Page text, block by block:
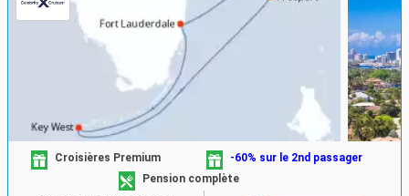
Croisières Premium
-60% sur le 2nd passager
Pension complète